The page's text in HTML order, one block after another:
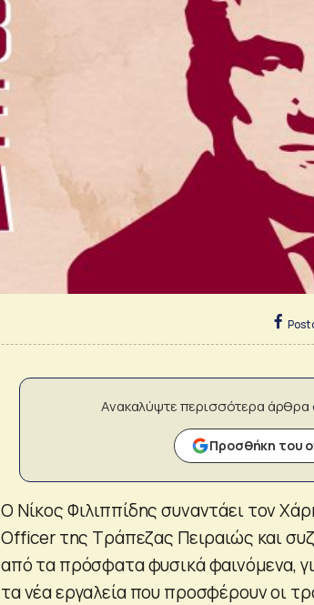
Post
Ανακαλύψτε περισσότερα
Προσθήκη του
Ο Νίκος Φιλιππίδης συναντάει τον
Officer της Τράπεζας Πειραιώς και
από τα πρόσφατα φυσικά φαινόμενα,
τα νέα εργαλεία που προσφέρουν οι